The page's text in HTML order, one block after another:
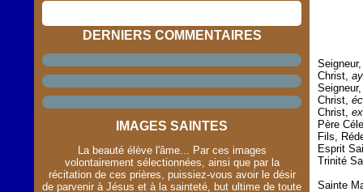
DERNIERS COMMENTAIRES
IMAGES SAINTES
La beauté élève l'âme... Par ces images
volontairement sélectionnées, ainsi que par la
récitation de ces prières, puissiez-vous avoir le désir
de parvenir à Jésus et à la sainteté, but ultime de toute
Seigneur,
Christ,
Seigneur,
Christ,
Christ,
Père
Fils,
Esprit
Trinité
Sainte